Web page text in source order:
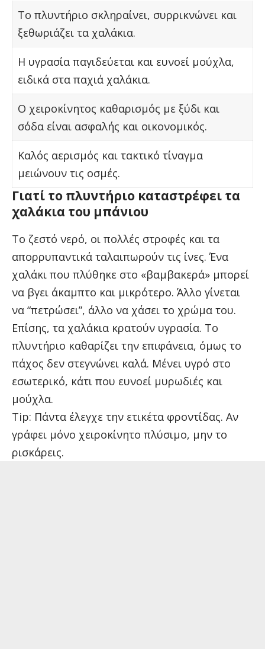
Το πλυντήριο σκληραίνει, συρρικνώνει και
ξεθωριάζει τα χαλάκια.
Η υγρασία παγιδεύεται και ευνοεί μούχλα,
ειδικά στα παχιά χαλάκια.
Ο χειροκίνητος καθαρισμός με ξύδι και
σόδα είναι ασφαλής και οικονομικός.
Καλός αερισμός και τακτικό τίναγμα
μειώνουν τις οσμές.
Γιατί το πλυντήριο καταστρέφει τα
χαλάκια του μπάνιου
Το ζεστό νερό, οι πολλές στροφές και τα
απορρυπαντικά ταλαιπωρούν τις ίνες. Ένα
χαλάκι που πλύθηκε στο «βαμβακερά» μπορεί
να βγει άκαμπτο και μικρότερο. Άλλο γίνεται
να “πετρώσει”, άλλο να χάσει το χρώμα του.
Επίσης, τα χαλάκια κρατούν υγρασία. Το
πλυντήριο καθαρίζει την επιφάνεια, όμως το
πάχος δεν στεγνώνει καλά. Μένει υγρό στο
εσωτερικό, κάτι που ευνοεί μυρωδιές και
μούχλα.
Tip: Πάντα έλεγχε την ετικέτα φροντίδας. Αν
γράφει μόνο χειροκίνητο πλύσιμο, μην το
ρισκάρεις.